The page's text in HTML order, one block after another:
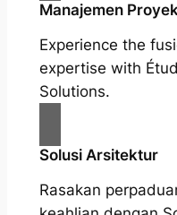
Manajemen
Experience the
expertise with
Solutions.
Solusi Arsitektur
Rasakan